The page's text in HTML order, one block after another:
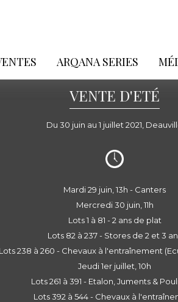
ARQANA SERIES
VENTE D'ETÉ
Du 30 juin au 1 juillet 2021,
Mardi 29 juin, 13h - Canters
Mercredi 30 juin, 11h
Lots 1 à 81 - 2 ans de plat
Lots 82 à 237 - Stores de 2 et 3
Lots 238 à 260 - Chevaux à l'entraînement
Jeudi 1er juillet, 10h
Lots 261 à 391 - Etalon, Juments &
Lots 392 à 544 - Chevaux à